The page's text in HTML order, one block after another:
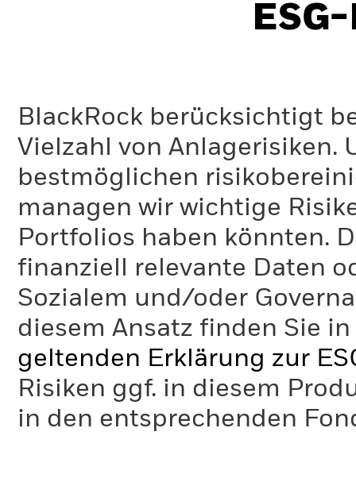
BlackRock berücksichtigt
Vielzahl von Anlagerisiken.
bestmöglichen
managen wir wichtige
Portfolios haben könnten.
finanziell relevante Daten
Sozialem und/oder
diesem Ansatz finden Sie
geltenden Erklärung zur
Risiken ggf. in diesem
in den entsprechenden